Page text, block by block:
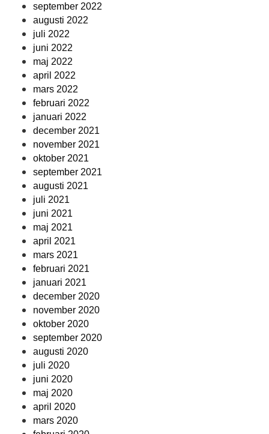
september 2022
augusti 2022
juli 2022
juni 2022
maj 2022
april 2022
mars 2022
februari 2022
januari 2022
december 2021
november 2021
oktober 2021
september 2021
augusti 2021
juli 2021
juni 2021
maj 2021
april 2021
mars 2021
februari 2021
januari 2021
december 2020
november 2020
oktober 2020
september 2020
augusti 2020
juli 2020
juni 2020
maj 2020
april 2020
mars 2020